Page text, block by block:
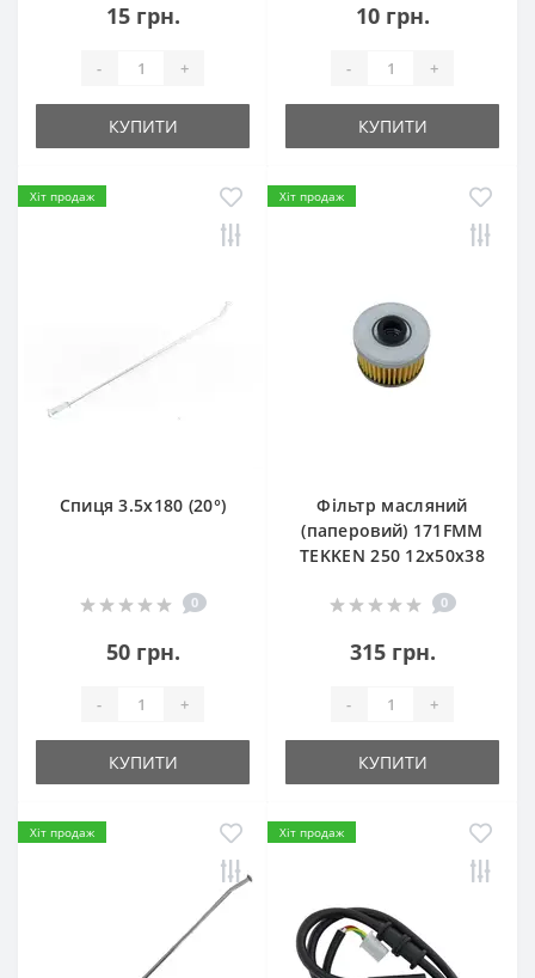
15 грн.
- +
КУПИТИ
10 грн.
- +
КУПИТИ
Хіт продаж
Спиця 3.5х180 (20°)
0
50 грн.
- +
КУПИТИ
Хіт продаж
Фільтр масляний
(паперовий) 171FMM
TEKKEN 250 12х50х38
0
315 грн.
- +
КУПИТИ
Хіт продаж Хіт продаж